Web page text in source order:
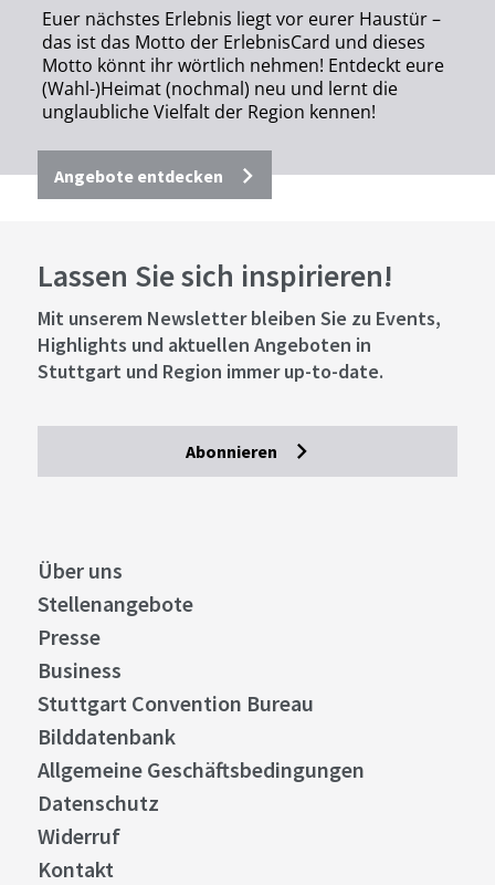
Euer nächstes Erlebnis liegt vor eurer Haustür –
das ist das Motto der ErlebnisCard und dieses
Motto könnt ihr wörtlich nehmen! Entdeckt eure
(Wahl-)Heimat (nochmal) neu und lernt die
unglaubliche Vielfalt der Region kennen!
Angebote entdecken
Lassen Sie sich inspirieren!
Mit unserem Newsletter bleiben Sie zu Events,
Highlights und aktuellen Angeboten in
Stuttgart und Region immer up-to-date.
Abonnieren
Über uns
Stellenangebote
Presse
Business
Stuttgart Convention Bureau
Bilddatenbank
Allgemeine Geschäftsbedingungen
Datenschutz
Widerruf
Kontakt